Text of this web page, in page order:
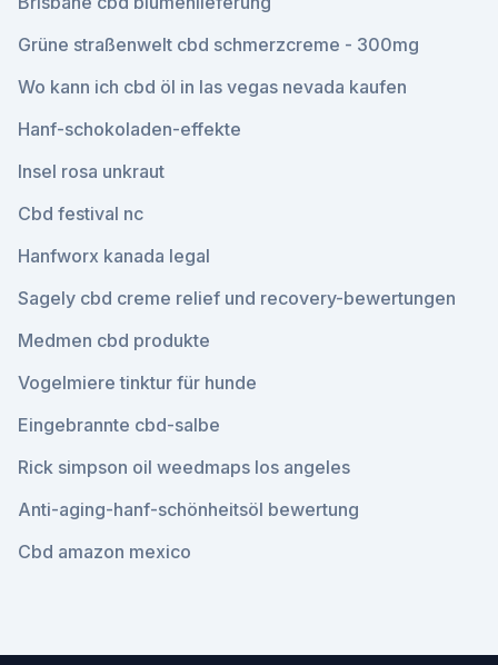
Grüne straßenwelt cbd schmerzcreme - 300mg
Wo kann ich cbd öl in las vegas nevada kaufen
Hanf-schokoladen-effekte
Insel rosa unkraut
Cbd festival nc
Hanfworx kanada legal
Sagely cbd creme relief und recovery-bewertungen
Medmen cbd produkte
Vogelmiere tinktur für hunde
Eingebrannte cbd-salbe
Rick simpson oil weedmaps los angeles
Anti-aging-hanf-schönheitsöl bewertung
Cbd amazon mexico